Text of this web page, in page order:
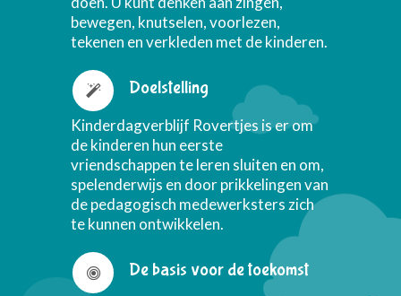
bewegen, knutselen, voorlezen,
tekenen en verkleden met de kinderen.
Doelstelling
Kinderdagverblijf Rovertjes is er om
de kinderen hun eerste
vriendschappen te leren sluiten en om,
spelenderwijs en door prikkelingen van
de pedagogisch medewerksters zich
te kunnen ontwikkelen.
De basis voor de toekomst